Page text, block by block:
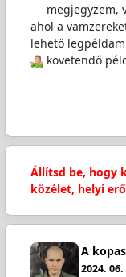
megjegyzem,
ahol a
lehető
követendő
Állítsd be, hogy
közélet, helyi
A
2024. 06.